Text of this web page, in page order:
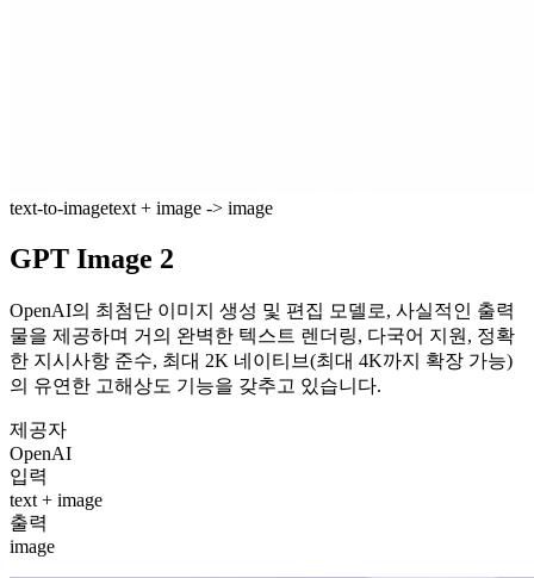
text-to-imagetext + image -> image
GPT Image 2
OpenAI의 최첨단 이미지 생성 및 편집 모델로, 사실적인 출력
물을 제공하며 거의 완벽한 텍스트 렌더링, 다국어 지원, 정확
한 지시사항 준수, 최대 2K 네이티브(최대 4K까지 확장 가능)
의 유연한 고해상도 기능을 갖추고 있습니다.
제공자
OpenAI
입력
text + image
출력
image